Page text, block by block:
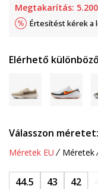
Megtakarítás: 5.200
Értesítést kérek a
Elérhető
Válasszon méretet:
Méretek EU Méretek
44.5 43 42